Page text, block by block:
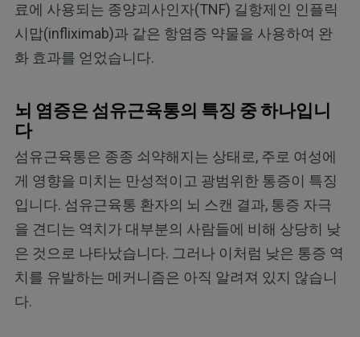
료에 사용되는 종양괴사인자(TNF) 길항제인 인플릭
시맙(infliximab)과 같은 항염증 약물을 사용하여 완
화 효과를 얻었습니다.
뇌 염증은 섬유근육통의 특징 중 하나입니
다
섬유근육통은 종종 쇠약해지는 상태로, 주로 여성에
게 영향을 미치는 만성적이고 광범위한 통증이 특징
입니다. 섬유근육통 환자의 뇌 스캔 결과, 통증 자극
을 견디는 역치가 대부분의 사람들에 비해 상당히 낮
은 것으로 나타났습니다. 그러나 이처럼 낮은 통증 역
치를 유발하는 메커니즘은 아직 알려져 있지 않습니
다.